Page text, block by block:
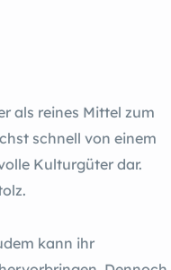
als reines Mittel zum
schnell von einem
Kulturgüter dar.
kann ihr